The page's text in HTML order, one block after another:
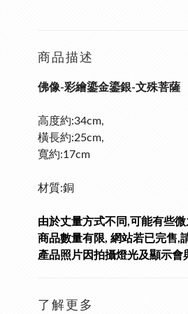
商品描述
佛像-彩繪鎏金鎏銀-文殊菩薩
高度約:34cm,
橫長約:25cm,
寬約:17cm
材質:銅
由於丈量方式不同,可能有些微
商品數量有限, 網站若已完售,
產品照片因拍攝燈光及顯示會
了解更多